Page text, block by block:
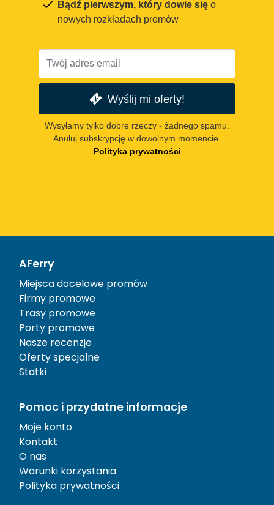
Bądź pierwszym, który dowie się o
nowych rozkładach promów
Wyślij mi oferty!
Wysyłamy tylko dobre rzeczy - żadnego spamu.
Anuluj subskrypcję w dowolnym momencie.
Polityka prywatności
AFerry
Miejsca docelowe promów
Firmy promowe
Trasy promowe
Porty promowe
Nasze recenzje
Oferty specjalne
Statki
Pomoc i przydatne informacje
Moje konto
Kontakt
O nas
Warunki korzystania
Polityka prywatności